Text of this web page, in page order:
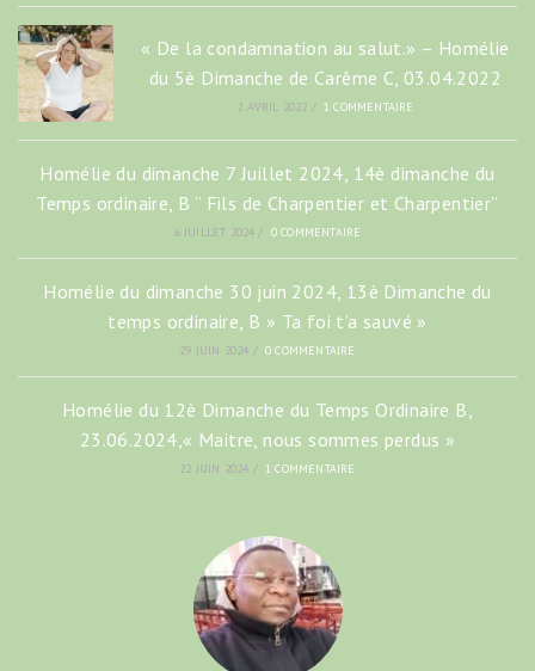
« De la condamnation au salut.» – Homélie
du 5è Dimanche de Carême C, 03.04.2022
2 AVRIL 2022 / 1 COMMENTAIRE
Homélie du dimanche 7 Juillet 2024, 14è dimanche du
Temps ordinaire, B “ Fils de Charpentier et Charpentier”
6 JUILLET 2024 / 0 COMMENTAIRE
Homélie du dimanche 30 juin 2024, 13è Dimanche du
temps ordinaire, B » Ta foi t’a sauvé »
29 JUIN 2024 / 0 COMMENTAIRE
Homélie du 12è Dimanche du Temps Ordinaire B,
23.06.2024,« Maitre, nous sommes perdus »
22 JUIN 2024 / 1 COMMENTAIRE